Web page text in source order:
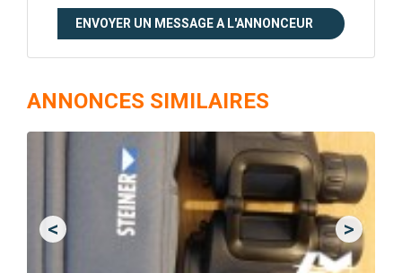
ENVOYER UN MESSAGE A L'ANNONCEUR
ANNONCES SIMILAIRES
<Previous >Next